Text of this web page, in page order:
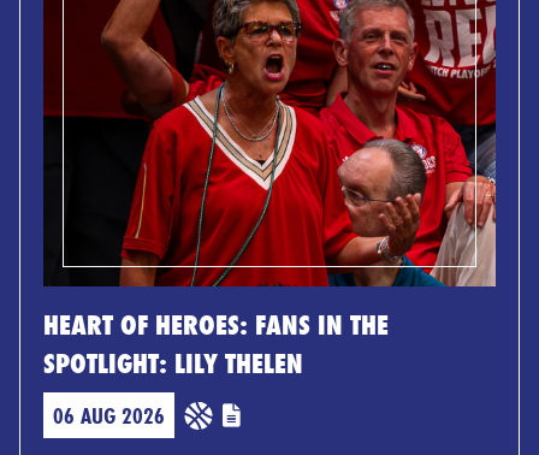
HEART OF HEROES: FANS IN THE
SPOTLIGHT: LILY THELEN
06 AUG 2026